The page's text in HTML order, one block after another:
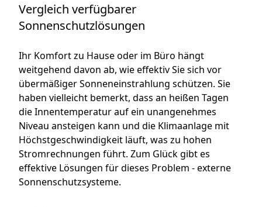
Vergleich verfügbarer
Sonnenschutzlösungen
Ihr Komfort zu Hause oder im Büro hängt
weitgehend davon ab, wie effektiv Sie sich vor
übermäßiger Sonneneinstrahlung schützen. Sie
haben vielleicht bemerkt, dass an heißen Tagen
die Innentemperatur auf ein unangenehmes
Niveau ansteigen kann und die Klimaanlage mit
Höchstgeschwindigkeit läuft, was zu hohen
Stromrechnungen führt. Zum Glück gibt es
effektive Lösungen für dieses Problem - externe
Sonnenschutzsysteme.